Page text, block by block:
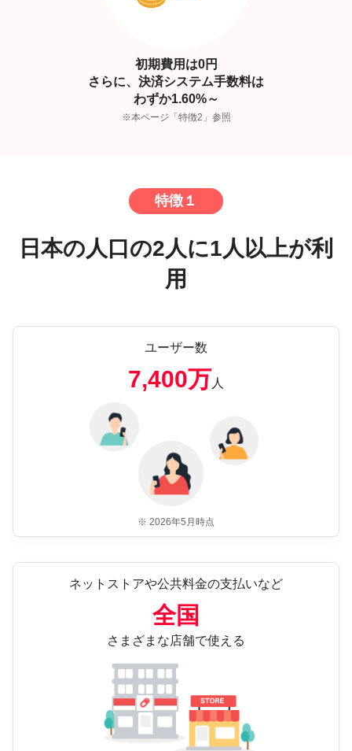
初期費用は0円
さらに、決済システム手数料は
わずか1.60%～
※本ページ「特徴2」参照
特徴１
日本の人口の2人に1人以上が利
用
ユーザー数
7,400万人
※ 2026年5月時点
ネットストアや公共料金の支払いなど
全国
さまざまな店舗で使える